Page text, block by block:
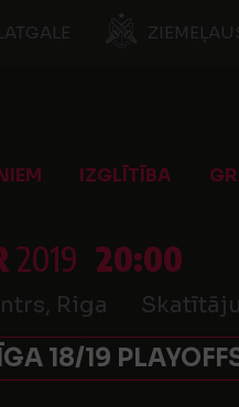
IZGLĪTĪBA
2019 20:00
Riga
18/19